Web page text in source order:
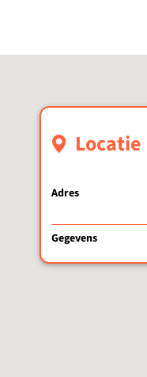
Locatie
Adres
Gegevens